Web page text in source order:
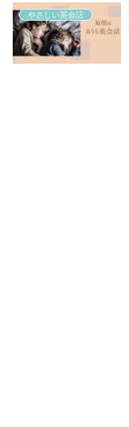
やさしい英会話